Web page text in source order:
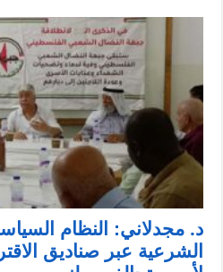
د. مجدلاني: النظام
الشرعية عبر صناديق